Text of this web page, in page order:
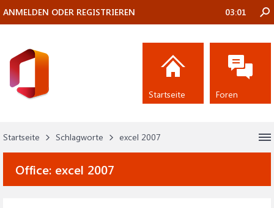
Startseite Schlagworte excel 2007
Office: excel 2007
ANMELDEN ODER REGISTRIEREN 03:01
Startseite Foren